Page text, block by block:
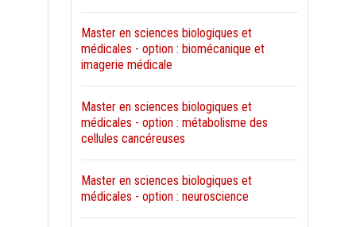
Master en sciences biologiques et
médicales - option : biomécanique et
imagerie médicale
Master en sciences biologiques et
médicales - option : métabolisme des
cellules cancéreuses
Master en sciences biologiques et
médicales - option : neuroscience